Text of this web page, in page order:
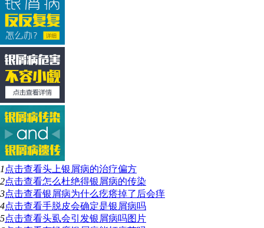
1 点击查看头上银屑病的治疗偏方
2点击查看怎么杜绝得银屑病的传染
3点击查看银屑病为什么疙瘩掉了后会痒
4点击查看手脱皮会确定是银屑病吗
5点击查看头虱会引发银屑病吗图片